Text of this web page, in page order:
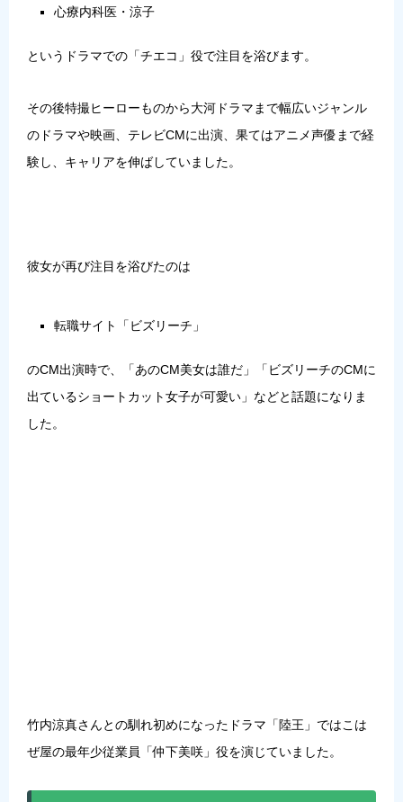
心療内科医・涼子
というドラマでの「チエコ」役で注目を浴びます。
その後特撮ヒーローものから大河ドラマまで幅広いジャンル
のドラマや映画、テレビCMに出演、果てはアニメ声優まで経
験し、キャリアを伸ばしていました。
彼女が再び注目を浴びたのは
転職サイト「ビズリーチ」
のCM出演時で、「あのCM美女は誰だ 」「 ビズリーチのCMに
出ているショートカット女子が可愛い 」などと話題になりま
した。
竹内涼真さんとの馴れ初めになったドラマ「陸王」ではこは
ぜ屋の最年少従業員「仲下美咲 」役を演じていました。